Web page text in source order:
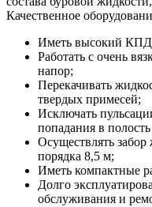
Качественное
Иметь высокий
Работать с очень
напор;
Перекачивать
твердых примесей;
Исключать
попадания в
Осуществлять
порядка 8,5 м;
Иметь компактные
Долго
обслуживания и